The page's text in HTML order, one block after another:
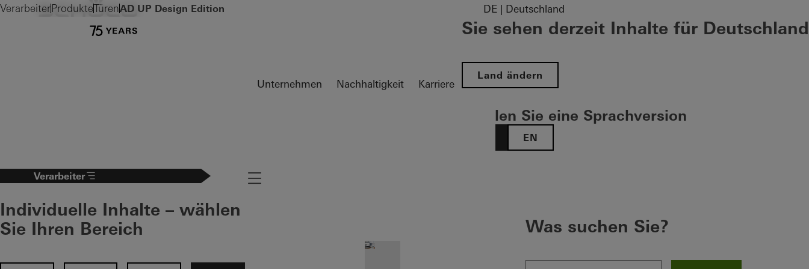
Unternehmen Nachhaltigkeit Karriere
DE | Deutschland
Sie sehen derzeit Inhalte für Deutschland
Land ändern
Wählen Sie eine Sprachversion
EN
Verarbeiter
Individuelle Inhalte – wählen
Sie Ihren Bereich
Navigation öffnen
Was suchen Sie?
Verarbeiter ProdukteTürenAD UP Design Edition